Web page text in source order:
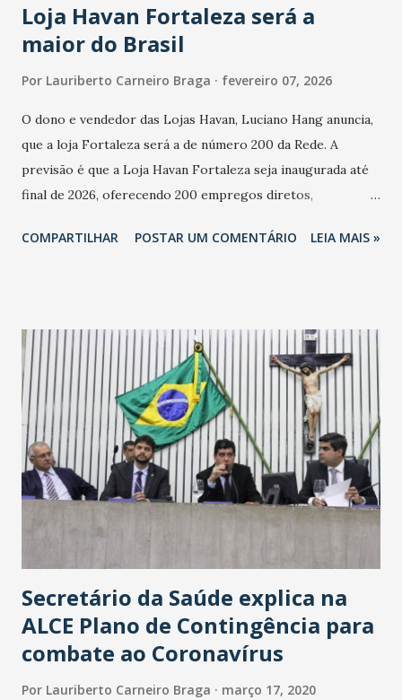
Loja Havan Fortaleza será a
maior do Brasil
Por Lauriberto Carneiro Braga fevereiro 07, 2026
O dono e vendedor das Lojas Havan, Luciano Hang anuncia,
que a loja Fortaleza será a de número 200 da Rede. A
previsão é que a Loja Havan Fortaleza seja inaugurada até
final de 2026, oferecendo 200 empregos diretos,
Havan Fortaleza ainda não foi anunciada oficialmente, mas
COMPARTILHAR POSTAR UM COMENTÁRIO LEIA MAIS »
Secretário da Saúde explica na
ALCE Plano de Contingência para
combate ao Coronavírus
Por Lauriberto Carneiro Braga março 17, 2020